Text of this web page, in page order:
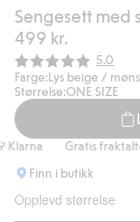
Sengesett med
499 kr.
5.0
Farge:Lys beige /
Størrelse:ONE SIZE
Gratis
Finn i butikk
Opplevd størrelse